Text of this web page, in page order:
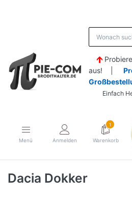
aus! |
Einfach
Menü Anmelden
1
Warenkorb
Dacia Dokker